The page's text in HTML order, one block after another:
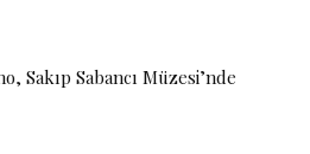
Sakıp Sabancı Müzesi’nde